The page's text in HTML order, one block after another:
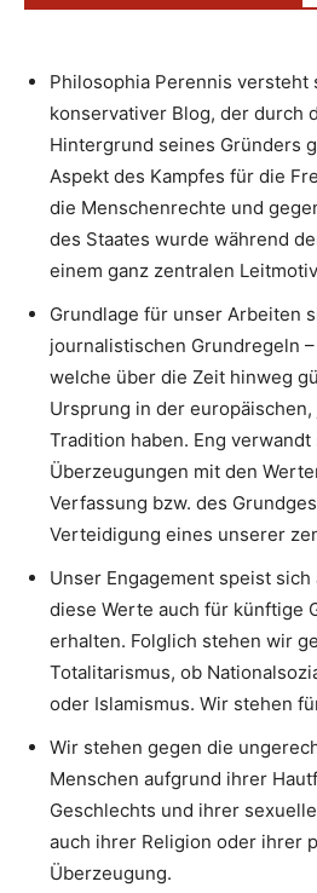
Philosophia Perennis versteht
konservativer Blog, der durch
Hintergrund seines Gründers
Aspekt des Kampfes für die
die Menschenrechte und
des Staates wurde während
einem ganz zentralen
Grundlage für unser Arbeiten
journalistischen Grundregeln
welche über die Zeit hinweg
Ursprung in der
Tradition haben. Eng verwandt
Überzeugungen mit den
Verfassung bzw. des
Verteidigung eines unserer
Unser Engagement speist
diese Werte auch für künftige
erhalten. Folglich stehen wir
Totalitarismus, ob
oder Islamismus. Wir stehen
Wir stehen gegen die
Menschen aufgrund ihrer
Geschlechts und ihrer
auch ihrer Religion oder ihrer
Überzeugung.